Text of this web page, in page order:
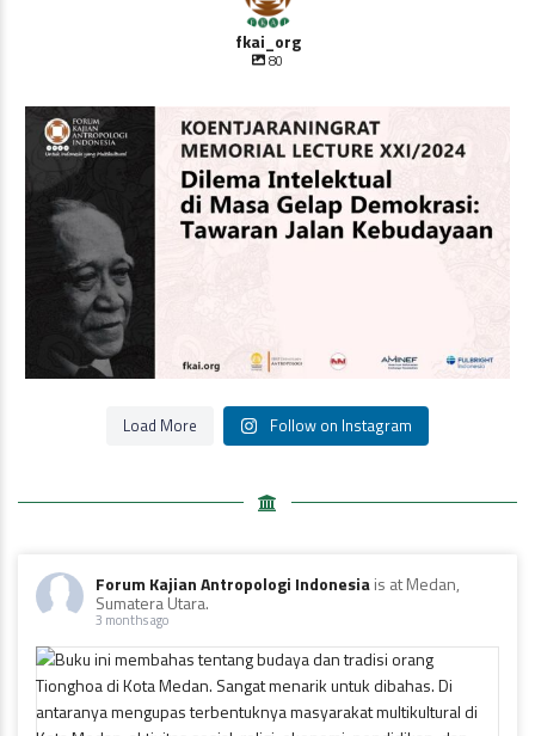
fkai_org
80
Oleh Prof Dr. Sulistyowati Irianto
Saat ini ...
Load More Follow on Instagram
Forum Kajian Antropologi Indonesiais at Medan,
Sumatera Utara.
3 months ago